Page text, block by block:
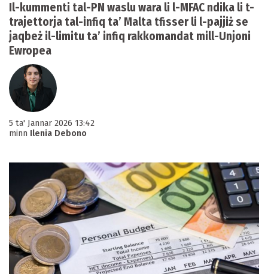
Il-kummenti tal-PN waslu wara li l-MFAC ndika li t-
trajettorja tal-infiq ta’ Malta tfisser li l-pajjiż se
jaqbeż il-limitu ta’ infiq rakkomandat mill-Unjoni
Ewropea
5 ta' Jannar 2026 13:42
minn Ilenia Debono